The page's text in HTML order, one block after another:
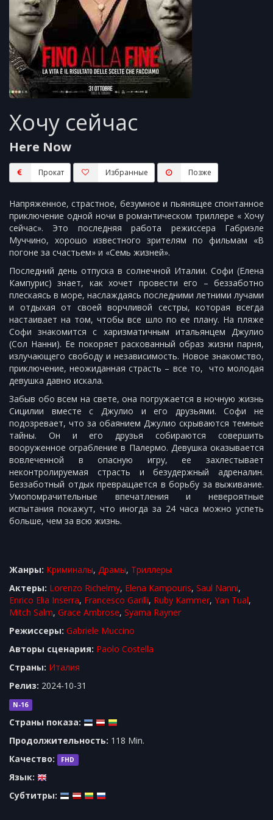
Хочу сейчас
Here Now
Прокат Избранные Пoзжe
Напряженное, страстное, безумное и пьянящее спонтанное
приключение одной ночи в романтическом триллере « Хочу
сейчас». Это последняя работа режиссера Габриэле
Муччино, хорошо известного зрителям по фильмам «В
погоне за счастьем» и «Семь жизней».
Последний день отпуска в солнечной Италии. Софи (Елена
Кампурис) знает, как хочет провести его – беззаботно
плескаясь в море, наслаждаясь последними летними лучами
и отдыхая от своей ворчливой сестры, которая всегда
настаивает на том, чтобы все шло по ее плану. На пляже
Софи знакомится с харизматичным итальянцем Джулио
(Сол Нанни). Ее покоряет раскованный образ жизни парня,
излучающего свободу и независимость. Новое знакомство,
приключение, неожиданная страсть – все то, что молодая
девушка давно искала.
Забыв обо всем на свете, она погружается в ночную жизнь
Сицилии вместе с Джулио и его друзьями. Софи не
подозревает, что за обаянием Джулио скрываются темные
тайны. Он и его друзья собираются совершить
вооруженное ограбление в Палермо. Девушка оказывается
вовлеченной в опасную игру, ее захлестывает
неконтролируемая страсть и безудержный адреналин.
Беззаботный отдых превращается в борьбу за выживание.
Умопомрачительные впечатления и невероятные
испытания покажут, что иногда за 24 часа можно успеть
больше, чем за всю жизнь.
Жанры: Криминалы, Драмы, Триллеры
Актеры: Lorenzo Richelmy, Elena Kampouris, Saul Nanni,
Enrico Elia Inserra, Francesco Garilli, Ruby Kammer, Yan Tual,
Mitch Salm, Grace Ambrose, Syama Rayner
Режиссеры: Gabriele Muccino
Авторы сценария: Paolo Costella
Cтраны: Италия
Релиз: 2024-10-31
N-16
Страны показа:
Продолжительность: 118 Min.
Качество:
FHD
Язык:
Субтитры: